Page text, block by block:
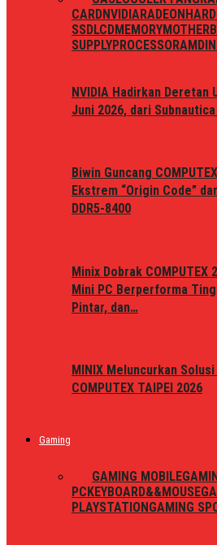
CARDNVIDIARADEON
SSDLCDMEMORY
SUPPLYPROCESSORAMD
NVIDIA Hadirkan Deretan
Juni 2026, dari
Biwin Guncang
Ekstrem “Origin Code”
DDR5-8400
Minix Dobrak COMPUTEX
Mini PC Berperforma
Pintar, dan…
MINIX Meluncurkan
COMPUTEX TAIPEI 2026
Gaming
GAMING MOBILE
PCKEYBOARD&&MOUSE
PLAYSTATIONGAMING